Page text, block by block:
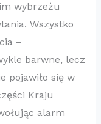
wybrzeżu
Wszystko
–
barwne, lecz
pojawiło się w
Kraju
alarm